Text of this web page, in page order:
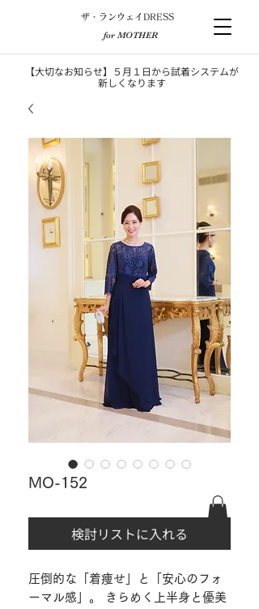
​ザ・ランウェイDRESS
for MOTHER
【大切なお知らせ】５月１日から試着システムが
新しくなります
MO-152
検討リストに入れる
圧倒的な「着痩せ」と「安心のフォ
ーマル感」。 きらめく上半身と優美